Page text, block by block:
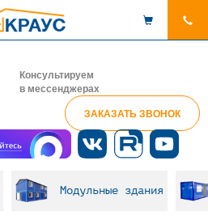
Консультируем
в мессенджерах
ЗАКАЗАТЬ ЗВОНОК
Модульные здания